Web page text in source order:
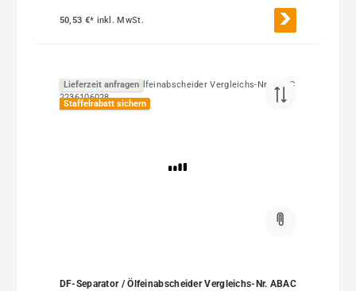
50,53 €* inkl. MwSt.
Lieferzeit anfragen
Staffelrabatt sichern
DF-Separator / Ölfeinabscheider Vergleichs-Nr. ABAC